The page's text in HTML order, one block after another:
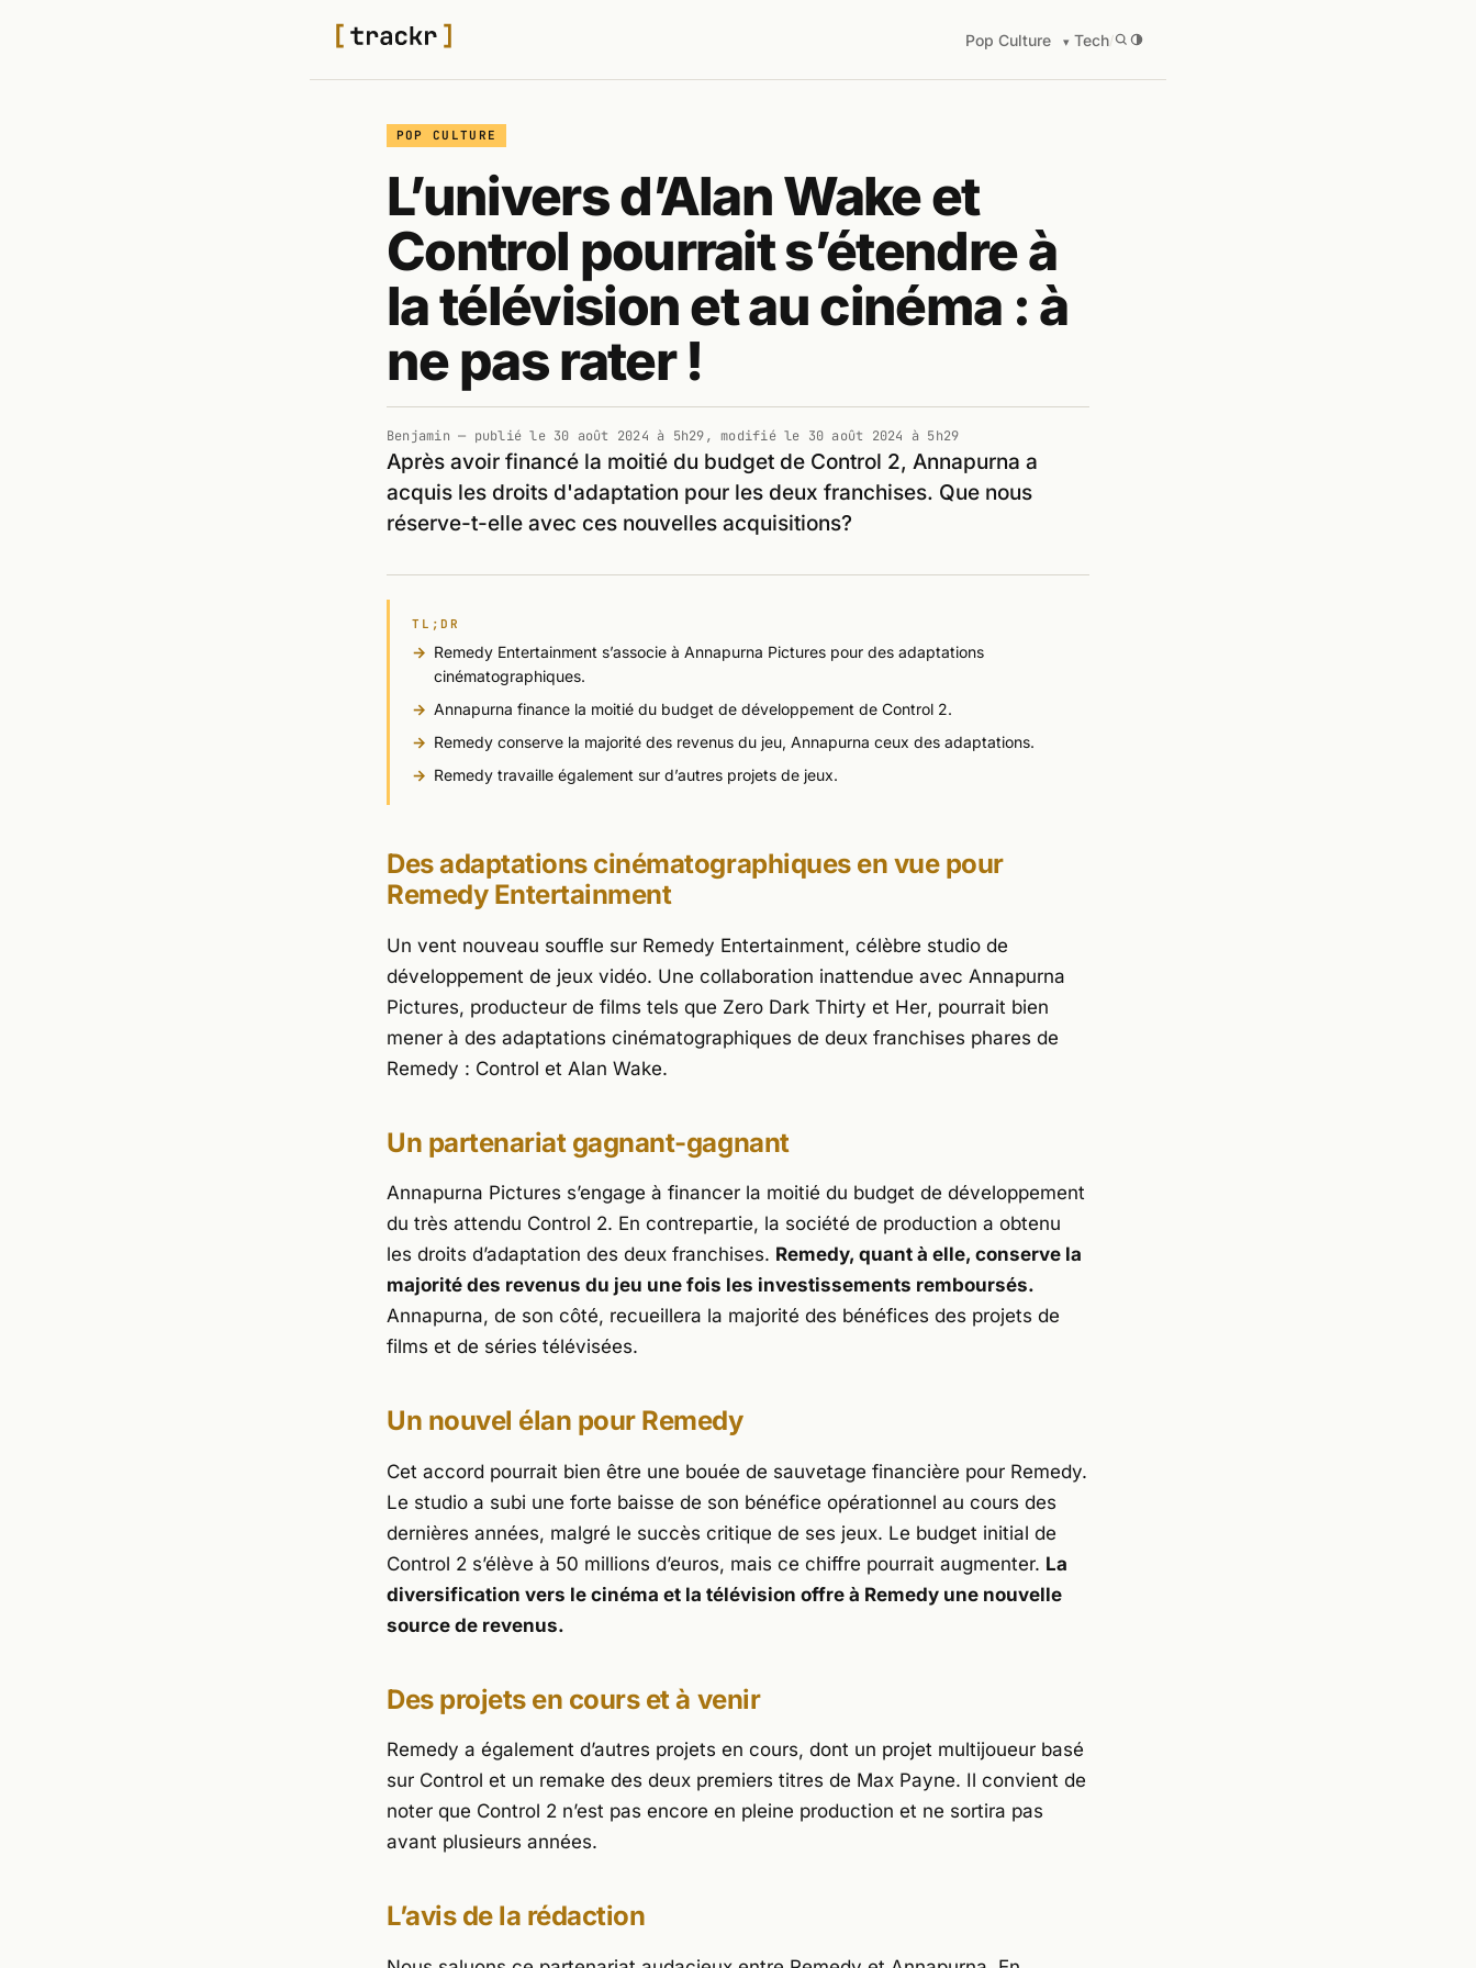
Pop Culture Tech/
POP CULTURE
L’univers d’Alan Wake et
Control pourrait s’étendre à
la télévision et au cinéma : à
ne pas rater !
Benjamin — publié le 30 août 2024 à 5h29, modifié le 30 août 2024 à 5h29
Après avoir financé la moitié du budget de Control 2, Annapurna a
acquis les droits d'adaptation pour les deux franchises. Que nous
réserve-t-elle avec ces nouvelles acquisitions?
TL;DR
Remedy Entertainment s’associe à Annapurna Pictures pour des adaptations
cinématographiques.
Annapurna finance la moitié du budget de développement de Control 2.
Remedy conserve la majorité des revenus du jeu, Annapurna ceux des adaptations.
Remedy travaille également sur d’autres projets de jeux.
Des adaptations cinématographiques en vue pour
Remedy Entertainment
Un vent nouveau souffle sur Remedy Entertainment, célèbre studio de
développement de jeux vidéo. Une collaboration inattendue avec Annapurna
Pictures, producteur de films tels que Zero Dark Thirty et Her, pourrait bien
mener à des adaptations cinématographiques de deux franchises phares de
Remedy : Control et Alan Wake.
Un partenariat gagnant-gagnant
Annapurna Pictures s’engage à financer la moitié du budget de développement
du très attendu Control 2. En contrepartie, la société de production a obtenu
les droits d’adaptation des deux franchises. Remedy, quant à elle, conserve la
majorité des revenus du jeu une fois les investissements remboursés.
Annapurna, de son côté, recueillera la majorité des bénéfices des projets de
films et de séries télévisées.
Un nouvel élan pour Remedy
Cet accord pourrait bien être une bouée de sauvetage financière pour Remedy.
Le studio a subi une forte baisse de son bénéfice opérationnel au cours des
dernières années, malgré le succès critique de ses jeux. Le budget initial de
Control 2 s’élève à 50 millions d’euros, mais ce chiffre pourrait augmenter. La
diversification vers le cinéma et la télévision offre à Remedy une nouvelle
source de revenus.
Des projets en cours et à venir
Remedy a également d’autres projets en cours, dont un projet multijoueur basé
sur Control et un remake des deux premiers titres de Max Payne. Il convient de
noter que Control 2 n’est pas encore en pleine production et ne sortira pas
avant plusieurs années.
L’avis de la rédaction